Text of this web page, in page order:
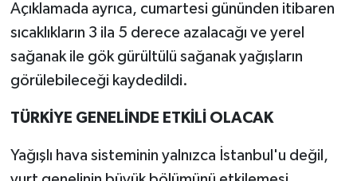
Açıklamada ayrıca, cumartesi gününden itibaren
sıcaklıkların 3 ila 5 derece azalacağı ve yerel
sağanak ile gök gürültülü sağanak yağışların
görülebileceği kaydedildi.
TÜRKİYE GENELİNDE ETKİLİ OLACAK
Yağışlı hava sisteminin yalnızca İstanbul'u değil,